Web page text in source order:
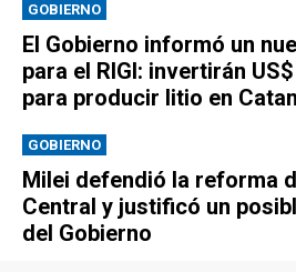
GOBIERNO
El Gobierno informó un
para el RIGI: invertirán
para producir litio en
GOBIERNO
Milei defendió la reforma
Central y justificó un
del Gobierno